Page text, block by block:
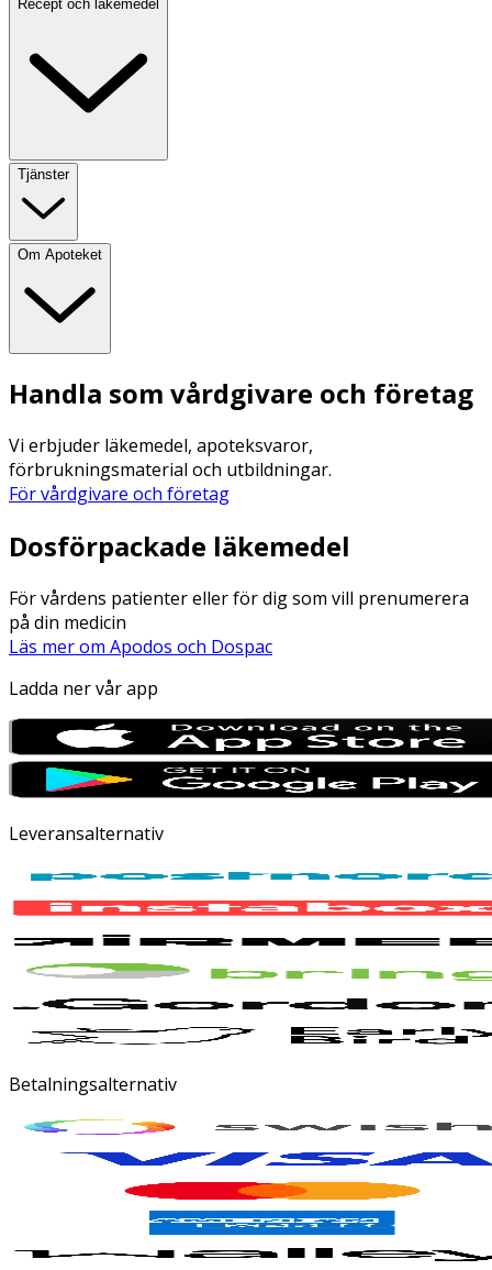
Recept och läkemedel
Tjänster
Om Apoteket
Handla som vårdgivare och företag
Vi erbjuder läkemedel, apoteksvaror,
förbrukningsmaterial och utbildningar.
För vårdgivare och företag
Dosförpackade läkemedel
För vårdens patienter eller för dig som vill prenumerera
på din medicin
Läs mer om Apodos och Dospac
Ladda ner vår app
Leveransalternativ
Betalningsalternativ